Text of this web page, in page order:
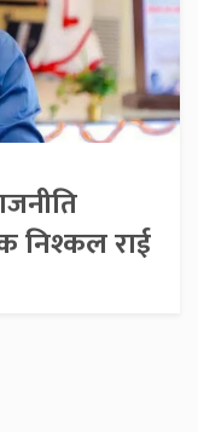
निश्कल राई